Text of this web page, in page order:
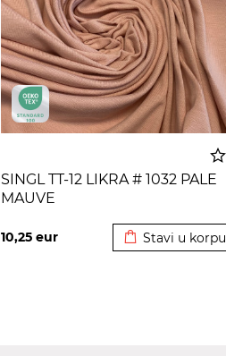
SINGL TT-12 LIKRA # 1032 PALE
MAUVE
10,25 eur Stavi u korpu